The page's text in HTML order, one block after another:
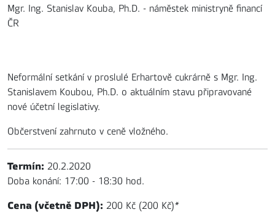
Mgr. Ing. Stanislav Kouba, Ph.D. - náměstek ministryně financí
ČR
Neformální setkání v proslulé Erhartově cukrárně s Mgr. Ing.
Stanislavem Koubou, Ph.D. o aktuálním stavu připravované
nové účetní legislativy.
Občerstvení zahrnuto v ceně vložného.
Termín: 20.2.2020
Doba konání: 17:00 - 18:30 hod.
Cena (včetně DPH): 200 Kč (200 Kč)*